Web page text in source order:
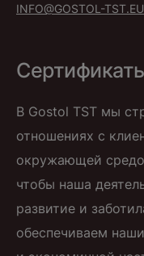
INFO@GOSTOL-TST.EU
В Gostol TST мы
отношениях с
окружающей
чтобы наша
развитие и
обеспечиваем